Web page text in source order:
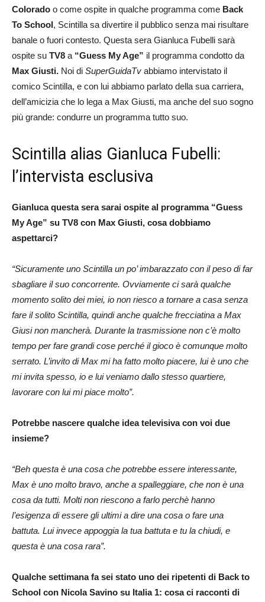
Colorado o come ospite in qualche programma come Back
To School, Scintilla sa divertire il pubblico senza mai risultare
banale o fuori contesto. Questa sera Gianluca Fubelli sarà
ospite su TV8 a “Guess My Age” il programma condotto da
Max Giusti. Noi di SuperGuidaTv abbiamo intervistato il
comico Scintilla, e con lui abbiamo parlato della sua carriera,
dell’amicizia che lo lega a Max Giusti, ma anche del suo sogno
più grande: condurre un programma tutto suo.
Scintilla alias Gianluca Fubelli:
l’intervista esclusiva
Gianluca questa sera sarai ospite al programma “Guess
My Age” su TV8 con Max Giusti, cosa dobbiamo
aspettarci?
“Sicuramente uno Scintilla un po’ imbarazzato con il peso di far
sbagliare il suo concorrente. Ovviamente ci sarà qualche
momento solito dei miei, io non riesco a tornare a casa senza
fare il solito Scintilla, quindi anche qualche frecciatina a Max
Giusi non mancherà. Durante la trasmissione non c’è molto
tempo per fare grandi cose perché il gioco è comunque molto
serrato. L’invito di Max mi ha fatto molto piacere, lui è uno che
mi invita spesso, io e lui veniamo dallo stesso quartiere,
lavorare con lui mi piace molto”.
Potrebbe nascere qualche idea televisiva con voi due
insieme?
“Beh questa è una cosa che potrebbe essere interessante,
Max è uno molto bravo, anche a spalleggiare, che non è una
cosa da tutti. Molti non riescono a farlo perchè hanno
l’esigenza di essere gli ultimi a dire una cosa o fare una
battuta. Lui invece appoggia la tua battuta e tu la chiudi, e
questa è una cosa rara”.
Qualche settimana fa sei stato uno dei ripetenti di Back to
School con Nicola Savino su Italia 1: cosa ci racconti di